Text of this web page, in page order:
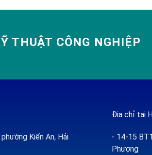
THUẬT CÔNG NGHIỆP
Kiến An, Hải
Địa chỉ tại
- 14-15
Phượng